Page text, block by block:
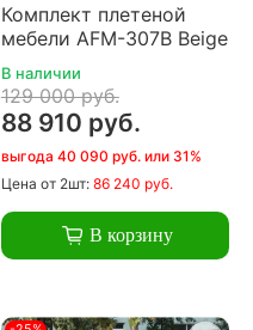
Комплект плетеной
мебели AFM-307B Beige
В наличии
129 000 руб.
88 910 руб.
выгода 40 090 руб. или 31%
Цена от 2шт: 86 240 руб.
В корзину